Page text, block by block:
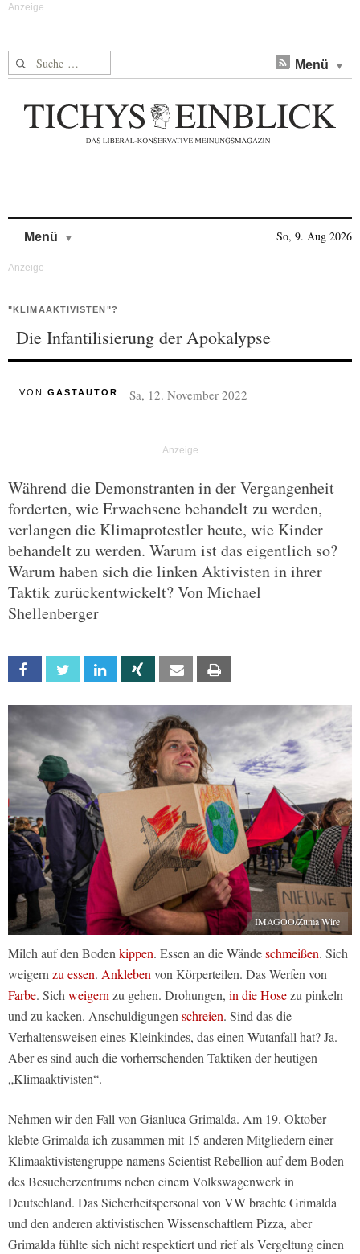
Suche nach: Menü
Menü So, 9. Aug 2026
"KLIMAAKTIVISTEN"?
Die Infantilisierung der Apokalypse
VON GASTAUTOR Sa, 12. November 2022
Während die Demonstranten in der Vergangenheit
forderten, wie Erwachsene behandelt zu werden,
verlangen die Klimaprotestler heute, wie Kinder
behandelt zu werden. Warum ist das eigentlich so?
Warum haben sich die linken Aktivisten in ihrer
Taktik zurückentwickelt? Von Michael
Shellenberger
Facebook Twitter Linkedin Xing Email
IMAGOO/Zuma Wire
Milch auf den Boden kippen. Essen an die Wändeschmeißen. Sich
weigern zu essen. Ankleben von Körperteilen. Das Werfen von
Farbe. Sich weigern zu gehen. Drohungen, in die Hosezu pinkeln
und zu kacken. Anschuldigungen schreien. Sind das die
Verhaltensweisen eines Kleinkindes, das einen Wutanfall hat? Ja.
Aber es sind auch die vorherrschenden Taktiken der heutigen
„Klimaaktivisten“.
Nehmen wir den Fall von Gianluca Grimalda. Am 19. Oktober
klebte Grimalda ich zusammen mit 15 anderen Mitgliedern einer
Klimaaktivistengruppe namens Scientist Rebellion auf dem Boden
des Besucherzentrums neben einem Volkswagenwerk in
Deutschland. Das Sicherheitspersonal von VW brachte Grimalda
und den anderen aktivistischen Wissenschaftlern Pizza, aber
Grimalda fühlte sich nicht respektiert und rief als Vergeltung einen